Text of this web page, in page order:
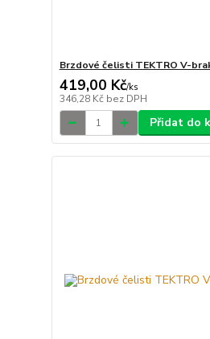
Brzdové čelisti TEKTRO V-
419,00 Kč/ks
346,28 Kč bez DPH
Přidat do